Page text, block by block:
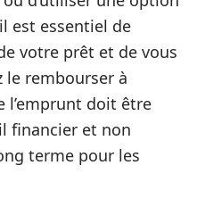
est essentiel de
votre prêt et de vous
le rembourser à
l’emprunt doit être
financier et non
terme pour les